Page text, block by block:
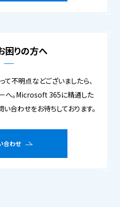
困りの方へ
不明点などございましたら、
へ。Microsoft 365に精通した
合わせをお待ちしております。
合わせ